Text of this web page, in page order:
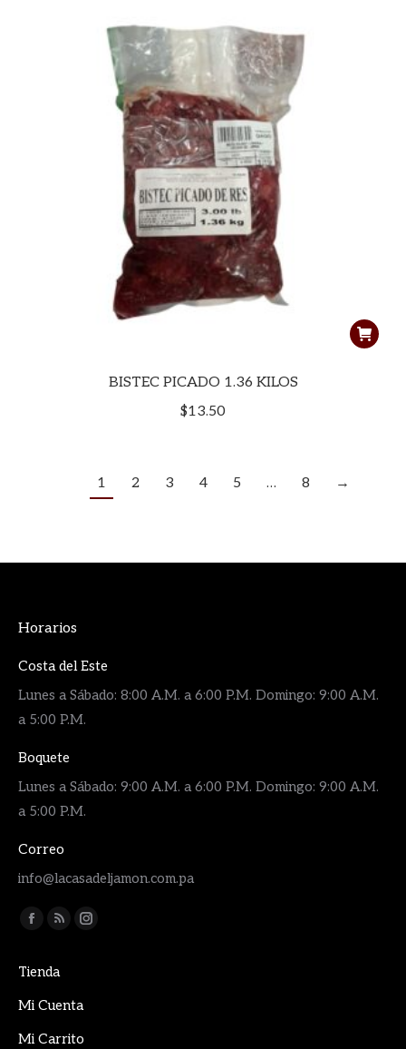
BISTEC PICADO 1.36 KILOS
$13.50
1 2 3 4 5 … 8 →
Horarios
Costa del Este
Lunes a Sábado: 8:00 A.M. a 6:00 P.M. Domingo: 9:00 A.M.
a 5:00 P.M.
Boquete
Lunes a Sábado: 9:00 A.M. a 6:00 P.M. Domingo: 9:00 A.M.
a 5:00 P.M.
Correo
info@lacasadeljamon.com.pa
Encuéntranos en:
Facebook
opens
in
Rss
opens
in
Instagram
Tienda
Mi Cuenta
Mi Carrito